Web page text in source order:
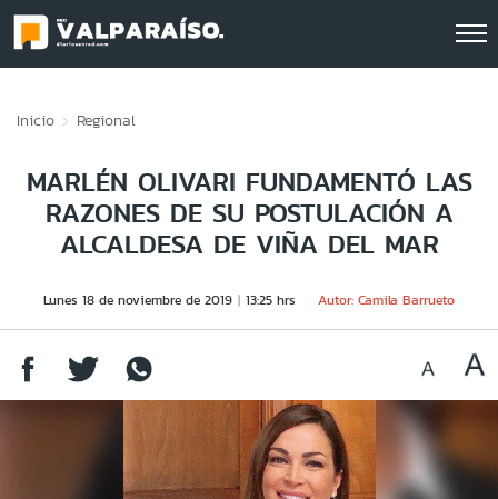
Inicio Regional
MARLÉN OLIVARI FUNDAMENTÓ LAS
RAZONES DE SU POSTULACIÓN A
ALCALDESA DE VIÑA DEL MAR
Lunes 18 de noviembre de 2019 13:25 hrs Autor: Camila Barrueto